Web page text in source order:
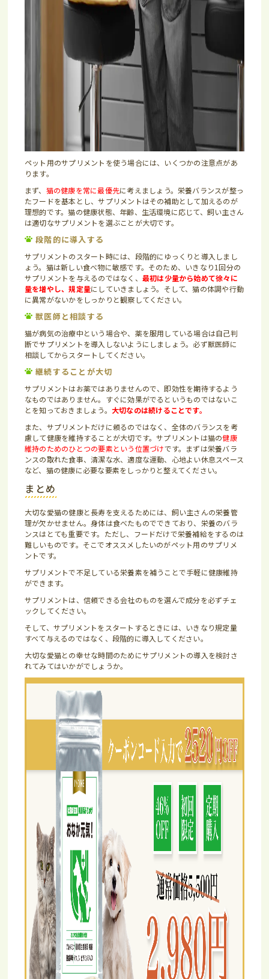
ペット用のサプリメントを使う場合には、いくつかの注意点があ
ります。
まず、 猫の健康を常に最優先に考えましょう。栄養バランスが整っ
たフードを基本とし、サプリメントはその補助として加えるのが
理想的です。猫の健康状態、年齢、生活環境に応じて、飼い主さん
は適切なサプリメントを選ぶことが大切です。
段階的に導入する
サプリメントのスタート時には、段階的にゆっくりと導入しまし
ょう。猫は新しい食べ物に敏感です。そのため、いきなり1回分の
サプリメントを与えるのではなく、 最初は少量から始めて徐々に
量を増やし、規定量にしていきましょう。そして、猫の体調や行動
に異常がないかをしっかりと観察してください。
獣医師と相談する
猫が病気の治療中という場合や、薬を服用している場合は自己判
断でサプリメントを導入しないようにしましょう。必ず獣医師に
相談してからスタートしてください。
継続することが大切
サプリメントはお薬ではありませんので、即効性を期待するよう
なものではありません。すぐに効果がでるというものではないこ
とを知っておきましょう。 大切なのは続けることです。
また、サプリメントだけに頼るのではなく、全体のバランスを考
慮して健康を維持することが大切です。サプリメントは猫の健康
維持のためのひとつの要素という位置づけです。まずは栄養バラ
ンスの取れた食事、清潔な水、適度な運動、心地よい休息スペース
など、猫の健康に必要な要素をしっかりと整えてください。
まとめ
大切な愛猫の健康と長寿を支えるためには、飼い主さんの栄養管
理が欠かせません。身体は食べたものでできており、栄養のバラ
ンスはとても重要です。ただし、フードだけで栄養補給をするのは
難しいものです。そこでオススメしたいのがペット用のサプリメ
ントです。
サプリメントで不足している栄養素を補うことで手軽に健康維持
ができます。
サプリメントは、信頼できる会社のものを選んで成分を必ずチェ
ックしてください。
そして、サプリメントをスタートするときには、いきなり規定量
すべて与えるのではなく、段階的に導入してください。
大切な愛猫との幸せな時間のためにサプリメントの導入を検討さ
れてみてはいかがでしょうか。